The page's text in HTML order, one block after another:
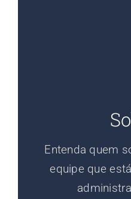
Entenda quem
equipe que